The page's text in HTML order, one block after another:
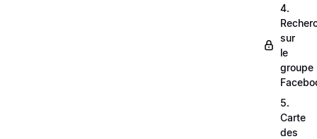
4.
sur
le
groupe
5.
Carte
des